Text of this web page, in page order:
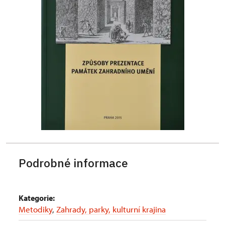
Podrobné informace
Kategorie:
Metodiky, Zahrady, parky, kulturní krajina